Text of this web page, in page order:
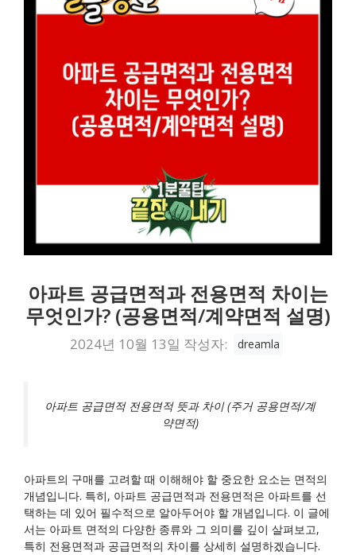
아파트 공급면적과 전용면적 차이는
무엇인가? (공용면적/계약면적 설명)
2024년 10월 13일 작성자: dreamla
아파트 공급면적 전용면적 뜻과 차이 (주거 공용면적/계
약면적)
아파트의 구매를 고려할 때 이해해야 할 중요한 요소는 면적의
개념입니다. 특히, 아파트 공급면적과 전용면적은 아파트를 선
택하는 데 있어 필수적으로 알아두어야 할 개념입니다. 이 글에
서는 아파트 면적의 다양한 종류와 그 의미를 깊이 살펴보고,
특히 전용면적과 공급면적의 차이를 상세히 설명하겠습니다.